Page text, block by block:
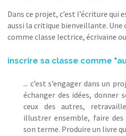
Dans ce projet, c’est l’écriture qui
aussi la critique bienveillante.
comme classe lectrice, écrivaine
inscrire sa classe comme
... c’est s’engager dans un
échanger des idées, donner
ceux des autres,
illustrer ensemble, faire
son terme. Produire un livre